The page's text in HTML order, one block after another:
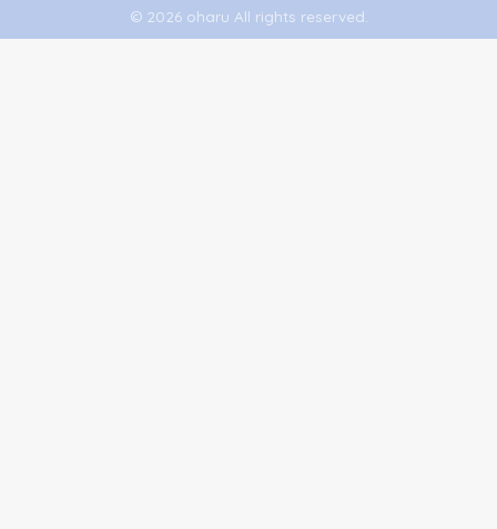
© 2026 oharu All rights reserved.